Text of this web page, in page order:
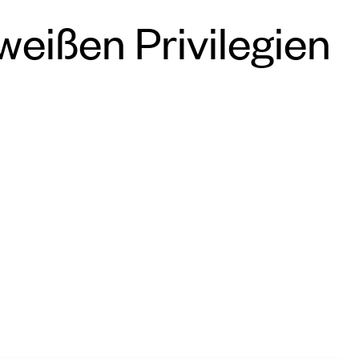
Privilegien